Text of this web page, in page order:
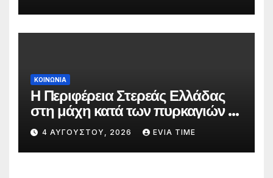
ΚΟΙΝΩΝΙΑ
Η Περιφέρεια Στερεάς Ελλάδας
στη μάχη κατά των πυρκαγιών –
Δράσεις και στήριξη σε πέντε
περιφερειακές ενότητες
4 ΑΥΓΟΎΣΤΟΥ, 2026 EVIA TIME